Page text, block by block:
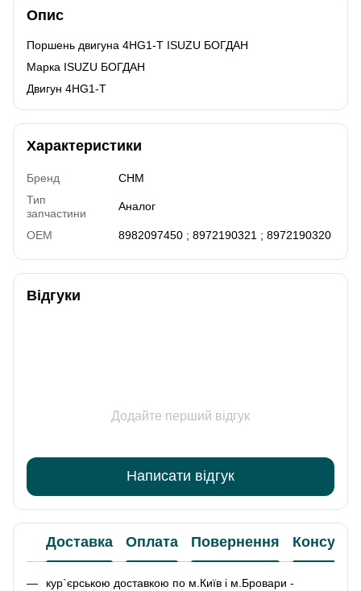
Опис
Поршень двигуна 4HG1-T ISUZU БОГДАН
Марка ISUZU БОГДАН
Двигун 4HG1-T
Характеристики
Бренд
CHM
Тип
запчастини
Аналог
OEM 8982097450 ; 8972190321 ; 8972190320
Відгуки
Додайте перший відгук
Написати відгук
Доставка Оплата Повернення
кур`єрською доставкою по м.Київ і м.Бровари -